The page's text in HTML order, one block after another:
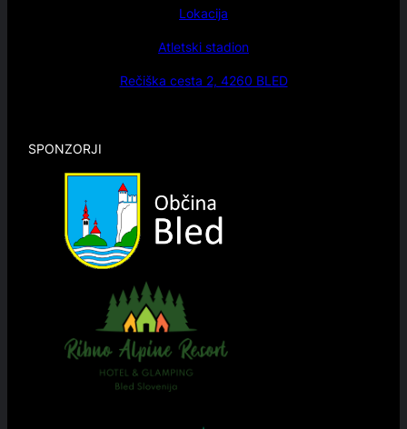
Lokacija
Atletski stadion
Rečiška cesta 2, 4260 BLED
SPONZORJI